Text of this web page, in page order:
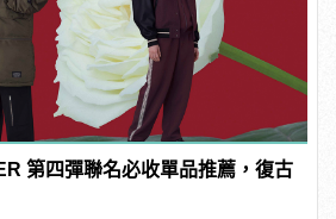
第四彈聯名必收單品推薦，復古